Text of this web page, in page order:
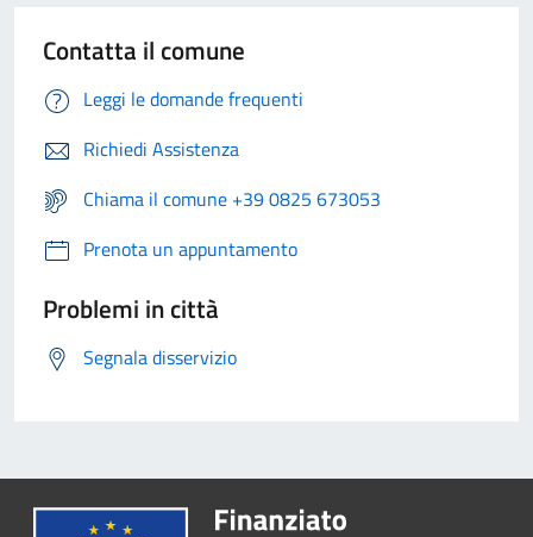
Contatta il comune
Leggi le domande frequenti
Richiedi Assistenza
Chiama il comune +39 0825 673053
Prenota un appuntamento
Problemi in città
Segnala disservizio